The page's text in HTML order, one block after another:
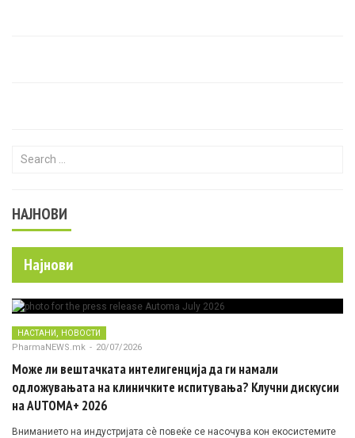
Search for:
НАЈНОВИ
Најнови
НАСТАНИ НОВОСТИ
PharmaNEWS.mk - 20/07/2026
Може ли вештачката интелигенција да ги намали
одложувањата на клиничките испитувања? Клучни дискусии
на AUTOMA+ 2026
Вниманието на индустријата сè повеќе се насочува кон екосистемите